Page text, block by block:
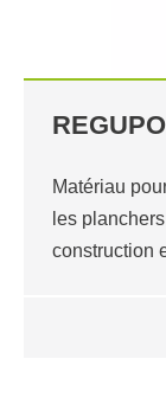
Matériau
les
construction